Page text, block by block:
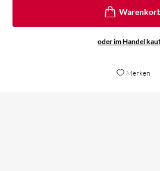
oder im Handel
Merken